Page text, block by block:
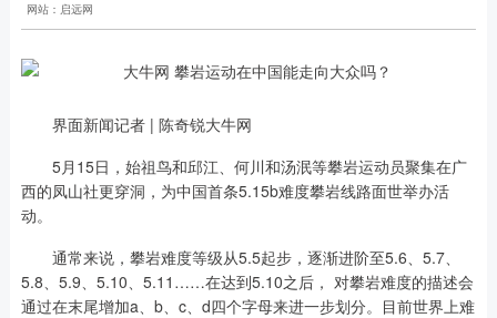
网站：启远网
界面新闻记者 | 陈奇锐大牛网
5月15日，始祖鸟和邱江、何川和汤泯等攀岩运动员聚集在广
西的凤山社更穿洞，为中国首条5.15b难度攀岩线路面世举办活
动。
通常来说，攀岩难度等级从5.5起步，逐渐进阶至5.6、5.7、
5.8、5.9、5.10、5.11……在达到5.10之后， 对攀岩难度的描述会
通过在末尾增加a、b、c、d四个字母来进一步划分。目前世界上难